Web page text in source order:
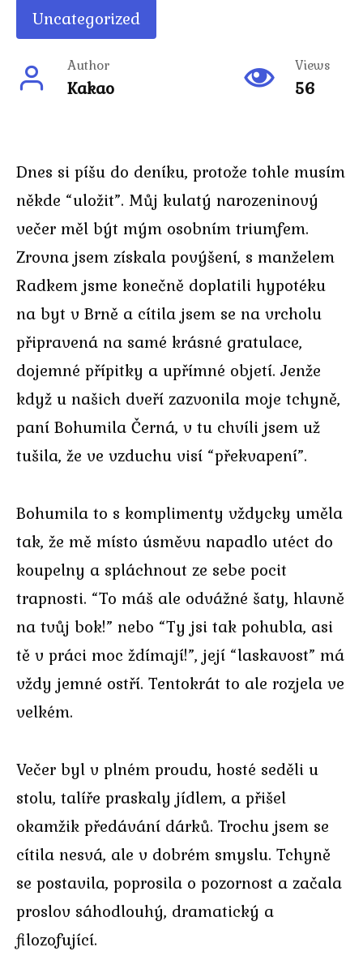
Uncategorized
Author
Kakao
Views
56
Dnes si píšu do deníku, protože tohle musím
někde “uložit”. Můj kulatý narozeninový
večer měl být mým osobním triumfem.
Zrovna jsem získala povýšení, s manželem
Radkem jsme konečně doplatili hypotéku
na byt v Brně a cítila jsem se na vrcholu
připravená na samé krásné gratulace,
dojemné přípitky a upřímné objetí. Jenže
když u našich dveří zazvonila moje tchyně,
paní Bohumila Černá, v tu chvíli jsem už
tušila, že ve vzduchu visí “překvapení”.
Bohumila to s komplimenty vždycky uměla
tak, že mě místo úsměvu napadlo utéct do
koupelny a spláchnout ze sebe pocit
trapnosti. “To máš ale odvážné šaty, hlavně
na tvůj bok!” nebo “Ty jsi tak pohubla, asi
tě v práci moc ždímají!”, její “laskavost” má
vždy jemné ostří. Tentokrát to ale rozjela ve
velkém.
Večer byl v plném proudu, hosté seděli u
stolu, talíře praskaly jídlem, a přišel
okamžik předávání dárků. Trochu jsem se
cítila nesvá, ale v dobrém smyslu. Tchyně
se postavila, poprosila o pozornost a začala
proslov sáhodlouhý, dramatický a
filozofující.